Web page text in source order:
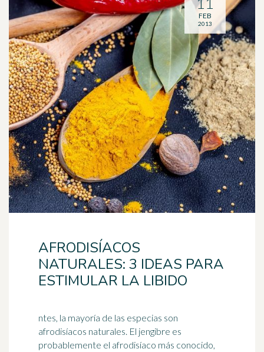
AFRODISÍACOS
NATURALES: 3 IDEAS PARA
ESTIMULAR LA LIBIDO
ntes, la mayoría de las especias son
afrodisíacos naturales. El jengibre es
probablemente el afrodisíaco más conocido,
FEB
2013